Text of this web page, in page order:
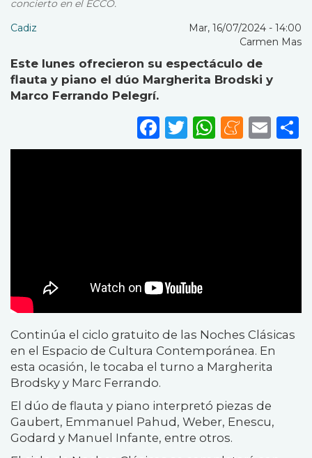
concierto en el ECCO.
Cadiz
Mar, 16/07/2024 - 14:00
Carmen Mas
Este lunes ofrecieron su espectáculo de
flauta y piano el dúo Margherita Brodski y
Marco Ferrando Pelegrí.
Facebook
Twitter
Continúa el ciclo gratuito de las Noches Clásicas
en el Espacio de Cultura Contemporánea. En
esta ocasión, le tocaba el turno a Margherita
Brodsky y Marc Ferrando.
El dúo de flauta y piano interpretó piezas de
Gaubert, Emmanuel Pahud, Weber, Enescu,
Godard y Manuel Infante, entre otros.